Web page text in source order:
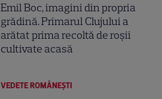
Emil Boc, imagini din propria
grădină. Primarul Clujului a
arătat prima recoltă de roșii
cultivate acasă
VEDETE ROMÂNEŞTI